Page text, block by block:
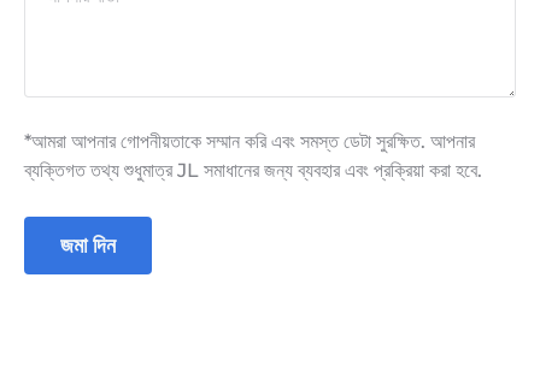
*আমরা আপনার গোপনীয়তাকে সম্মান করি এবং সমস্ত ডেটা সুরক্ষিত. আপনার
ব্যক্তিগত তথ্য শুধুমাত্র JL সমাধানের জন্য ব্যবহার এবং প্রক্রিয়া করা হবে.
জমা দিন